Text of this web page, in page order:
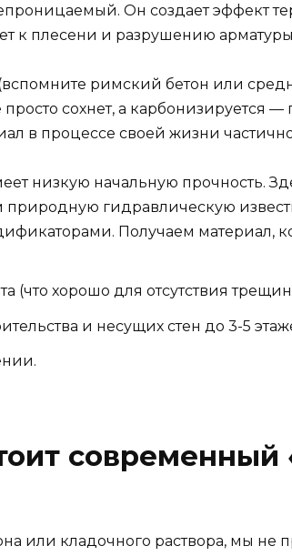
Он создает эффект
к плесени и разрушению
римский бетон или
сохнет, а карбонизируется —
в процессе своей жизни
низкую начальную прочность.
гидравлическую
Получаем материал,
(что хорошо для отсутствия
и несущих стен до 3-5
или кладочного раствора, мы не